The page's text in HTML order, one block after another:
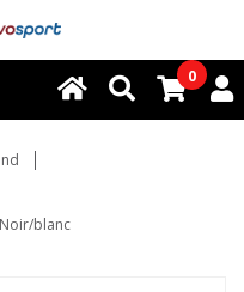
0
blanc